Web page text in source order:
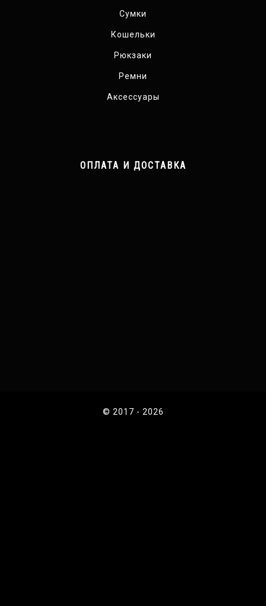
Сумки
Кошельки
Рюкзаки
Ремни
Аксессуары
ОПЛАТА И ДОСТАВКА
© 2017 - 2026